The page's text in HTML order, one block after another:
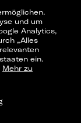
und um
Analytics,
„Alles
ein.
Mehr zu